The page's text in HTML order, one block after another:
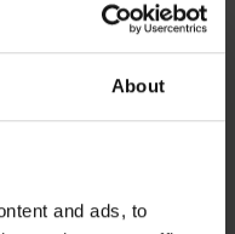
About
and ads, to
σιλικόνης αόρατες